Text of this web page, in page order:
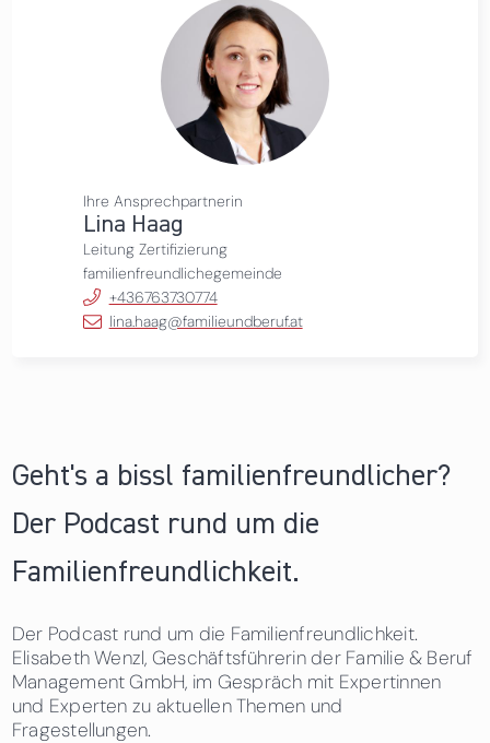
Ihre Ansprechpartnerin
Lina Haag
Leitung Zertifizierung
familienfreundlichegemeinde
+436763730774
lina.haag@familieundberuf.at
Geht's a bissl familienfreundlicher?
Der Podcast rund um die
Familienfreundlichkeit.
Der Podcast rund um die Familienfreundlichkeit.
Elisabeth Wenzl, Geschäftsführerin der Familie & Beruf
Management GmbH, im Gespräch mit Expertinnen
und Experten zu aktuellen Themen und
Fragestellungen.